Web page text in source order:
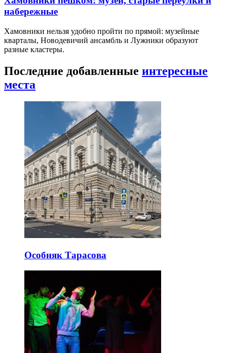
набережные
Хамовники нельзя удобно пройти по прямой: музейные
кварталы, Новодевичий ансамбль и Лужники образуют
разные кластеры.
Последние добавленные интересные
места
Особняк Тарасова